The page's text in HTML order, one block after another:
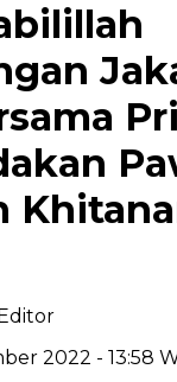
2022 - 13:58